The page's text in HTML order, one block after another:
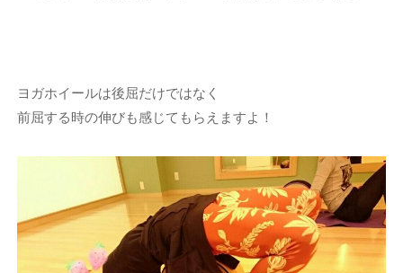
ヨガホイールは後屈だけではなく
前屈する時の伸びも感じてもらえますよ！